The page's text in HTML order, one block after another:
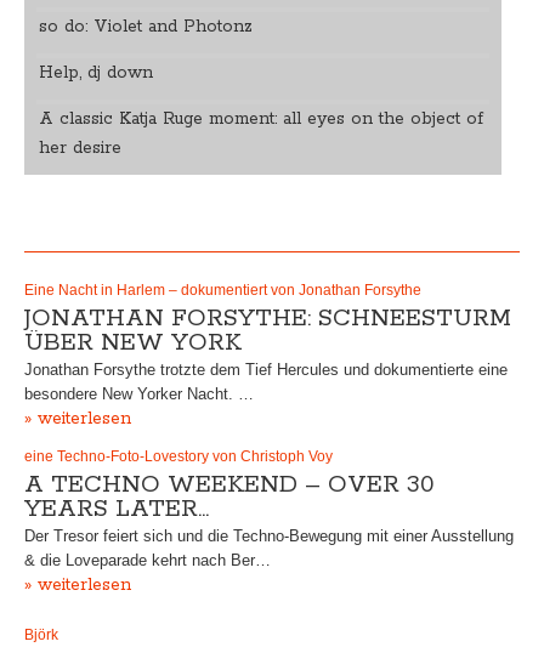
so do: Violet and Photonz
Help, dj down
A classic Katja Ruge moment: all eyes on the object of
her desire
Eine Nacht in Harlem – dokumentiert von Jonathan Forsythe
JONATHAN FORSYTHE: SCHNEESTURM
ÜBER NEW YORK
Jonathan Forsythe trotzte dem Tief Hercules und dokumentierte eine
besondere New Yorker Nacht. …
» weiterlesen
eine Techno-Foto-Lovestory von Christoph Voy
A TECHNO WEEKEND – OVER 30
YEARS LATER…
Der Tresor feiert sich und die Techno-Bewegung mit einer Ausstellung
& die Loveparade kehrt nach Ber…
» weiterlesen
Björk